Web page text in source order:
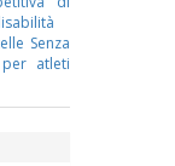
Senza
atleti